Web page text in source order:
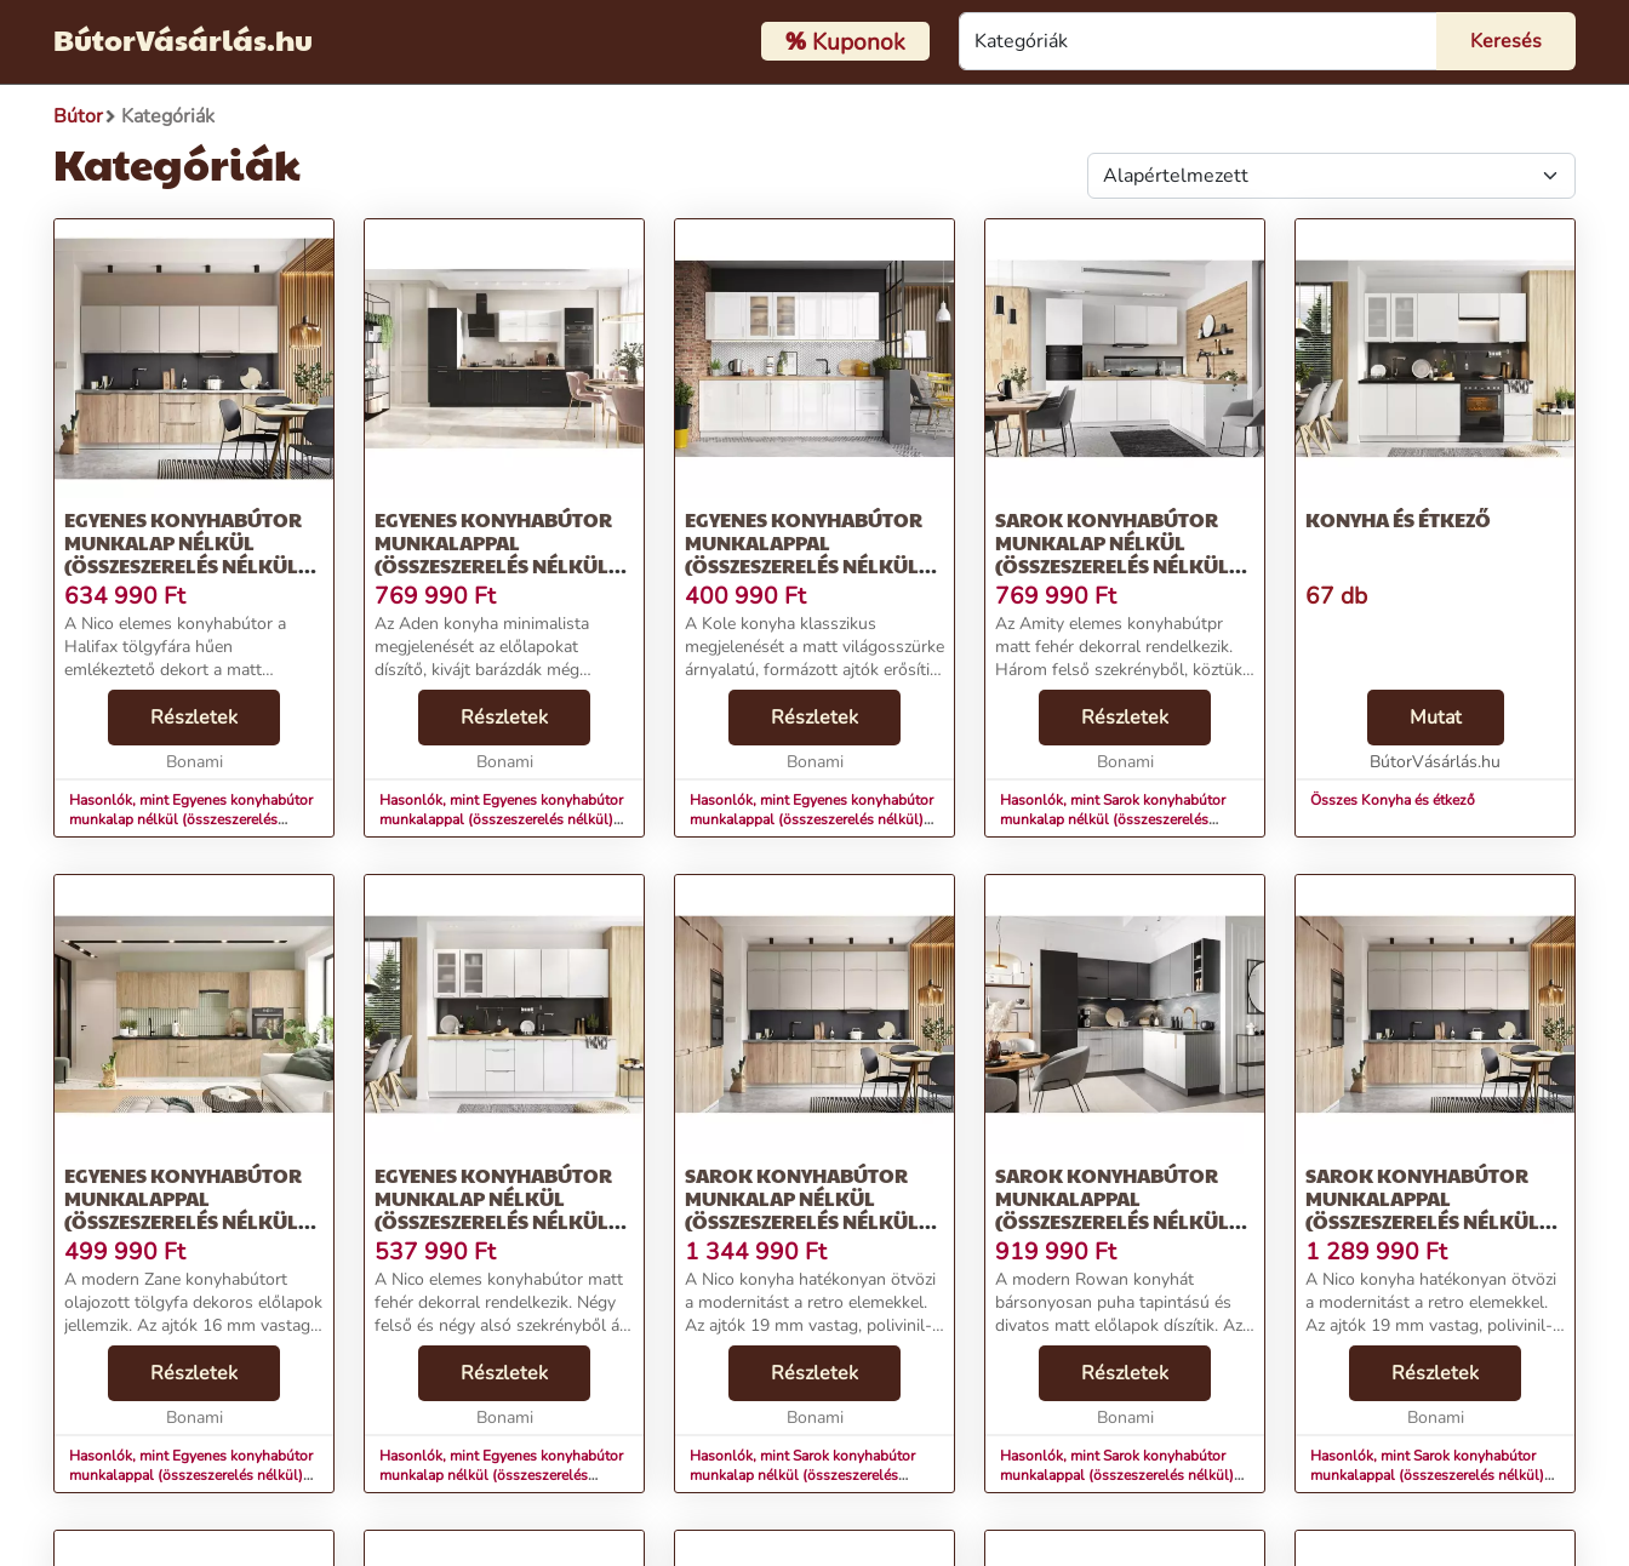
BútorVásárlás.hu %Kuponok
Bútor Kategóriák
Kategóriák
EGYENES KONYHABÚTOR
MUNKALAP NÉLKÜL
(ÖSSZESZERELÉS NÉLKÜL)
300 CM NICO – STOLKAR
634 990 Ft
A Nico elemes konyhabútor a
Halifax tölgyfára hűen
emlékeztető dekort a matt
világosszürke színnel ötvözi. Öt
felső és öt alsó szekrényből áll.
Az ajtók 19 mm vastag
melaminfóliázott lapból
Részletek
Bonami
Hasonlók, mint Egyenes konyhabútor
munkalap nélkül (összeszerelés
nélkül) 300 cm Nico – STOLKAR
EGYENES KONYHABÚTOR
MUNKALAPPAL
(ÖSSZESZERELÉS NÉLKÜL)
350 CM ADEN – STOLKAR
769 990 Ft
Az Aden konyha minimalista
megjelenését az előlapokat
díszítő, kivájt barázdák még
jobban felerősítik. Az ajtók 16 mm
vastag farostlemezből készülnek,
matt polivinil-klorid fóliával
bevonva. A soft-c...
Részletek
Bonami
Hasonlók, mint Egyenes konyhabútor
munkalappal (összeszerelés nélkül)
350 cm Aden – STOLKAR
EGYENES KONYHABÚTOR
MUNKALAPPAL
(ÖSSZESZERELÉS NÉLKÜL)
260 CM KOLE – STOLKAR
400 990 Ft
A Kole konyha klasszikus
megjelenését a matt világosszürke
árnyalatú, formázott ajtók erősítik.
Az ajtók 16 mm vastag
farostlemezből készülnek, matt
polivinil-klorid fóliával bevonva. A
soft-close zá...
Részletek
Bonami
Hasonlók, mint Egyenes konyhabútor
munkalappal (összeszerelés nélkül)
260 cm Kole – STOLKAR
SAROK KONYHABÚTOR
MUNKALAP NÉLKÜL
(ÖSSZESZERELÉS NÉLKÜL)
210–270 CM AMITY –
STOLKAR
769 990 Ft
Az Amity elemes konyhabútpr
matt fehér dekorral rendelkezik.
Három felső szekrényből, köztük
egy beépített, Franke márkájú
páraelszívóval ellátott
szekrényből, öt alsó szekrényből
és egy magas szekrén...
Részletek
Bonami
Hasonlók, mint Sarok konyhabútor
munkalap nélkül (összeszerelés
nélkül) 210–270 cm Amity –
KONYHA ÉS ÉTKEZŐ
67 db
Mutat
BútorVásárlás.hu
Összes Konyha és étkező
EGYENES KONYHABÚTOR
MUNKALAPPAL
(ÖSSZESZERELÉS NÉLKÜL)
360 CM ZANE – STOLKAR
499 990 Ft
A modern Zane konyhabútort
olajozott tölgyfa dekoros előlapok
jellemzik. Az ajtók 16 mm vastag
melaminlemezből készülnek. A
Soft Closing rendszerrel ellátott
szerelvények biztosítják, hogy
Részletek
Bonami
Hasonlók, mint Egyenes konyhabútor
munkalappal (összeszerelés nélkül)
360 cm Zane – STOLKAR
EGYENES KONYHABÚTOR
MUNKALAP NÉLKÜL
(ÖSSZESZERELÉS NÉLKÜL)
260 CM NICO – STOLKAR
537 990 Ft
A Nico elemes konyhabútor matt
fehér dekorral rendelkezik. Négy
felső és négy alsó szekrényből áll.
Az ajtók 19 mm vastag
melaminfóliázott lapból készültek,
és a Soft Closing zsanéroknak
köszönhetően...
Részletek
Bonami
Hasonlók, mint Egyenes konyhabútor
munkalap nélkül (összeszerelés
nélkül) 260 cm Nico – STOLKAR
SAROK KONYHABÚTOR
MUNKALAP NÉLKÜL
(ÖSSZESZERELÉS NÉLKÜL)
180–300 CM NICO –
STOLKAR
1 344 990 Ft
A Nico konyha hatékonyan ötvözi
a modernitást a retro elemekkel.
Az ajtók 19 mm vastag, polivinil-
klorid fóliával bevont
farostlemezből készülnek. A lágy
záródású vasalat biztosítja a sima
Részletek
Bonami
Hasonlók, mint Sarok konyhabútor
munkalap nélkül (összeszerelés
nélkül) 180–300 cm Nico – STOLKAR
SAROK KONYHABÚTOR
MUNKALAPPAL
(ÖSSZESZERELÉS NÉLKÜL)
370 CM ROWAN – STOLKAR
919 990 Ft
A modern Rowan konyhát
bársonyosan puha tapintású és
divatos matt előlapok díszítik. Az
ajtók 16 mm vastag
farostlemezből készülnek, matt
fóliával bevonva. A Soft Closing
System rendszerrel ellátott ...
Részletek
Bonami
Hasonlók, mint Sarok konyhabútor
munkalappal (összeszerelés nélkül)
370 cm Rowan – STOLKAR
SAROK KONYHABÚTOR
MUNKALAPPAL
(ÖSSZESZERELÉS NÉLKÜL)
180–300 CM NICO –
STOLKAR
1 289 990 Ft
A Nico konyha hatékonyan ötvözi
a modernitást a retro elemekkel.
Az ajtók 19 mm vastag, polivinil-
klorid fóliával bevont
farostlemezből készülnek. A soft-
close záródás sima és csendes,
koppanás nélkü...
Részletek
Bonami
Hasonlók, mint Sarok konyhabútor
munkalappal (összeszerelés nélkül)
180–300 cm Nico – STOLKAR